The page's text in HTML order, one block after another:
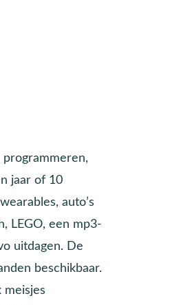
jaar of 10
auto’s
LEGO, een mp3-
uitdagen. De
beschikbaar.
meisjes